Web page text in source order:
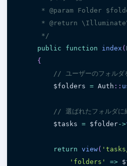
* @param Folder
* @return
     */
public
function index (
{
// ユーザーのフォルダ
$folders = Auth : :
// 選ばれたフォルダに
$tasks = $folder->
return view(
'folders'
=>